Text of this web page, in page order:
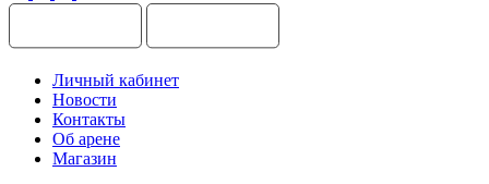
Личный кабинет
Новости
Контакты
Об арене
Магазин